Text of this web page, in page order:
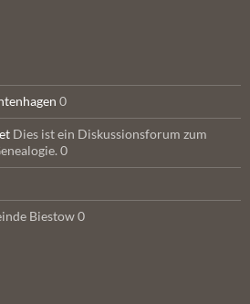
0
Dies ist ein Diskussionsforum zum
0
Biestow 0